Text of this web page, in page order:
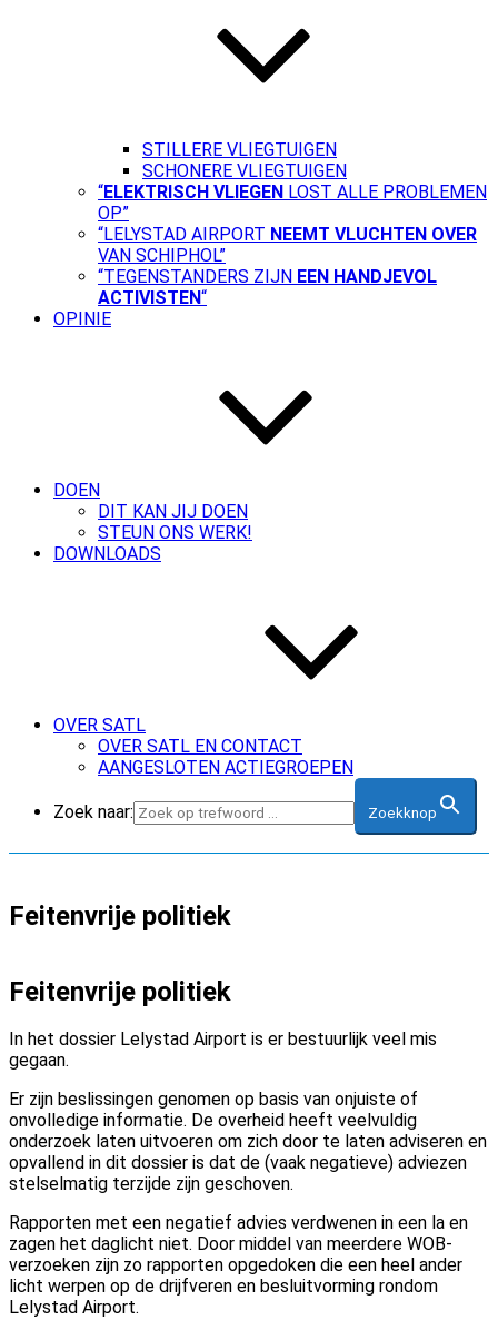
STILLERE VLIEGTUIGEN
SCHONERE VLIEGTUIGEN
“ELEKTRISCH VLIEGEN LOST ALLE PROBLEMEN
OP”
“LELYSTAD AIRPORT NEEMT VLUCHTEN OVER
VAN SCHIPHOL”
“TEGENSTANDERS ZIJN EEN HANDJEVOL
ACTIVISTEN“
OPINIE
DOEN
DIT KAN JIJ DOEN
STEUN ONS WERK!
DOWNLOADS
OVER SATL
OVER SATL EN CONTACT
AANGESLOTEN ACTIEGROEPEN
Zoek naar: Zoekknop
Feitenvrije politiek
Feitenvrije politiek
In het dossier Lelystad Airport is er bestuurlijk veel mis
gegaan.
Er zijn beslissingen genomen op basis van onjuiste of
onvolledige informatie. De overheid heeft veelvuldig
onderzoek laten uitvoeren om zich door te laten adviseren en
opvallend in dit dossier is dat de (vaak negatieve) adviezen
stelselmatig terzijde zijn geschoven.
Rapporten met een negatief advies verdwenen in een la en
zagen het daglicht niet. Door middel van meerdere WOB-
verzoeken zijn zo rapporten opgedoken die een heel ander
licht werpen op de drijfveren en besluitvorming rondom
Lelystad Airport.